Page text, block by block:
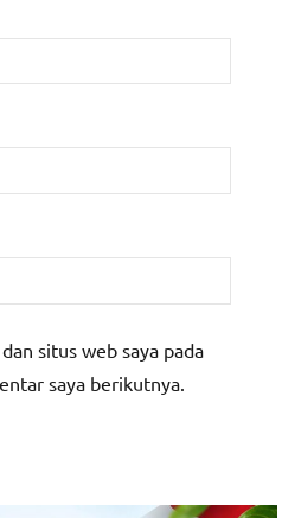
situs web saya pada
saya berikutnya.